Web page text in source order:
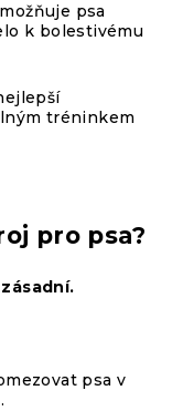
psa
k bolestivému
tréninkem
pro psa?
psa v